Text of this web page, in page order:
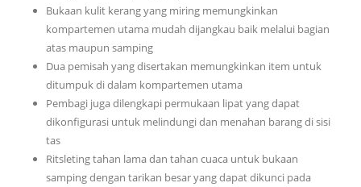
Bukaan kulit kerang yang miring memungkinkan
kompartemen utama mudah dijangkau baik melalui bagian
atas maupun samping
Dua pemisah yang disertakan memungkinkan item untuk
ditumpuk di dalam kompartemen utama
Pembagi juga dilengkapi permukaan lipat yang dapat
dikonfigurasi untuk melindungi dan menahan barang di sisi
tas
Ritsleting tahan lama dan tahan cuaca untuk bukaan
samping dengan tarikan besar yang dapat dikunci pada